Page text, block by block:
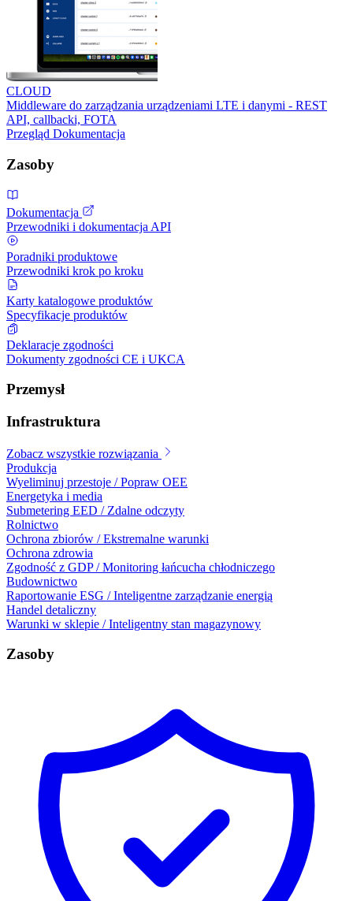
CLOUD
Middleware do zarządzania urządzeniami LTE i danymi - REST
API, callbacki, FOTA
Przegląd Dokumentacja
Zasoby
Dokumentacja
Przewodniki i dokumentacja API
Poradniki produktowe
Przewodniki krok po kroku
Karty katalogowe produktów
Specyfikacje produktów
Deklaracje zgodności
Dokumenty zgodności CE i UKCA
Przemysł
Infrastruktura
Zobacz wszystkie rozwiązania
Produkcja
Wyeliminuj przestoje / Popraw OEE
Energetyka i media
Submetering EED / Zdalne odczyty
Rolnictwo
Ochrona zbiorów / Ekstremalne warunki
Ochrona zdrowia
Zgodność z GDP / Monitoring łańcucha chłodniczego
Budownictwo
Raportowanie ESG / Inteligentne zarządzanie energią
Handel detaliczny
Warunki w sklepie / Inteligentny stan magazynowy
Zasoby